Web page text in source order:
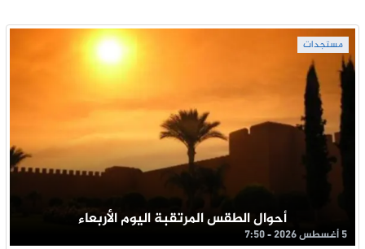
مستجدات
أحوال الطقس المرتقبة اليوم الأربعاء
5 أغسطس 2026 - 7:50